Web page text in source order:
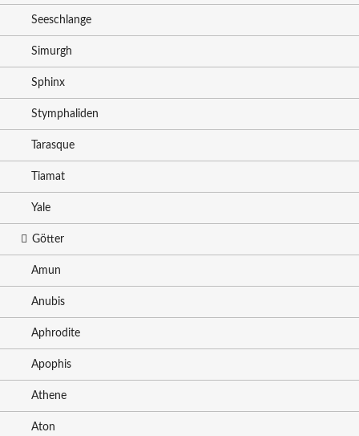
Seeschlange
Simurgh
Sphinx
Stymphaliden
Tarasque
Tiamat
Yale
Götter
Amun
Anubis
Aphrodite
Apophis
Athene
Aton